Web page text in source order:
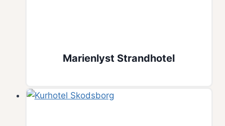
Marienlyst Strandhotel